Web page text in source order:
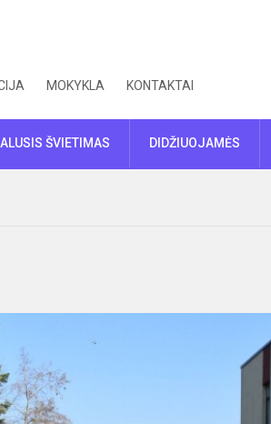
MOKYKLA KONTAKTAI
ŠVIETIMAS DIDŽIUOJAMĖS